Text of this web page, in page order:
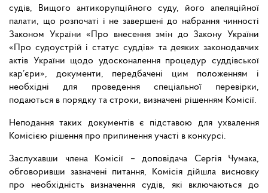
судів, Вищого антикорупційного суду, його апеляційної
палати, що розпочаті і не завершені до набрання чинності
Законом України «Про внесення змін до Закону України
«Про судоустрій і статус суддів» та деяких законодавчих
актів України щодо удосконалення процедур суддівської
кар’єри», документи, передбачені цим положенням і
необхідні для проведення спеціальної перевірки,
подаються в порядку та строки, визначені рішенням Комісії.
Неподання таких документів є підставою для ухвалення
Комісією рішення про припинення участі в конкурсі.
Заслухавши члена Комісії – доповідача Сергія Чумака,
обговоривши зазначені питання, Комісія дійшла висновку
про необхідність визначення судів, які включаються до